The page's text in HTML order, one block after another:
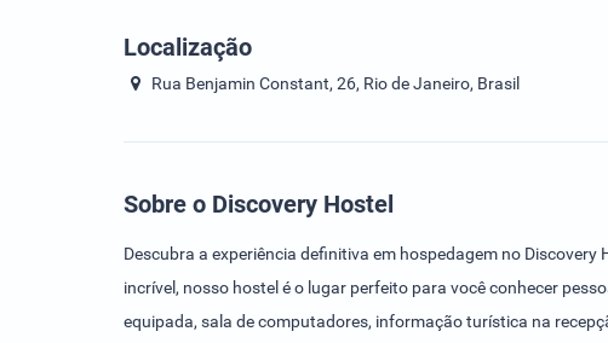
Localização
Rua Benjamin Constant, 26, Rio de Janeiro, Brasil
Sobre o Discovery Hostel
Descubra a experiência definitiva em hospedagem no
incrível, nosso hostel é o lugar perfeito para você conhecer
equipada, sala de computadores, informação turística na